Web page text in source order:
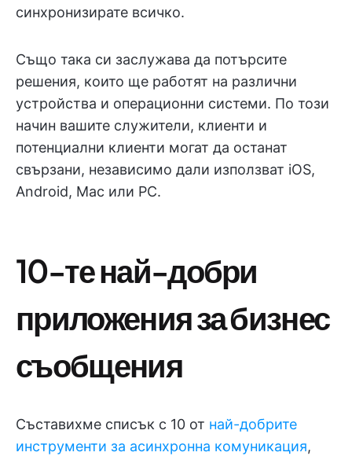
синхронизирате всичко.
Също така си заслужава да потърсите
решения, които ще работят на различни
устройства и операционни системи. По този
начин вашите служители, клиенти и
потенциални клиенти могат да останат
свързани, независимо дали използват iOS,
Android, Mac или PC.
10-те най-добри
приложения за бизнес
съобщения
Съставихме списък с 10 от най-добрите
инструменти за асинхронна комуникация,